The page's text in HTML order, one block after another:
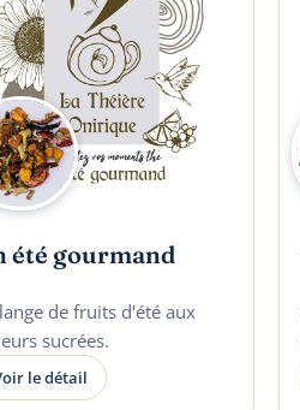
été gourmand
de fruits d'été aux
sucrées.
le détail